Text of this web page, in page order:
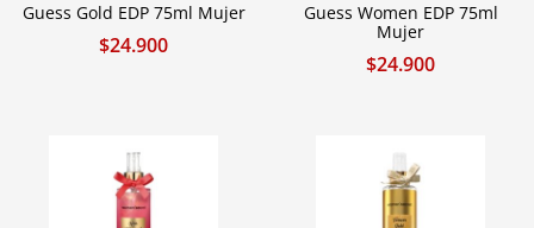
Guess Gold EDP 75ml Mujer
$24.900
Guess Women EDP 75ml
Mujer
$24.900